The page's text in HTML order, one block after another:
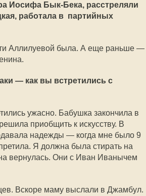
Иосифа Бык-Бека, расстреляли
работала в партийных
Аллилуевой была. А еще раньше —
— как вы встретились с
ужасно. Бабушка закончила в
приобщить к искусству. В
надежды — когда мне было 9
Я должна была стирать на
вернулась. Они с Иван Иванычем
Вскоре маму выслали в Джамбул.